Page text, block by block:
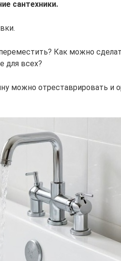
сантехники.
Как можно
для всех?
можно отреставрировать и